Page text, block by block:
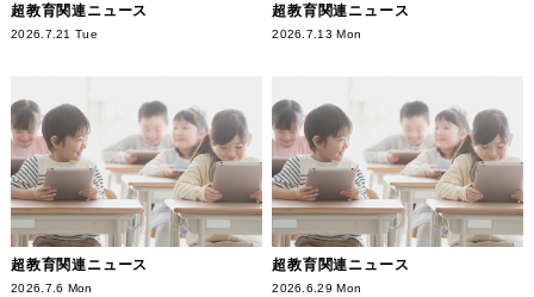
超教育関連ニュース
2026.7.21 Tue
超教育関連ニュース
2026.7.13 Mon
超教育関連ニュース
2026.7.6 Mon
超教育関連ニュース
2026.6.29 Mon